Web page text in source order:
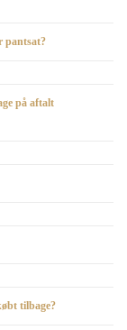
pantsat?
på aftalt
tilbage?